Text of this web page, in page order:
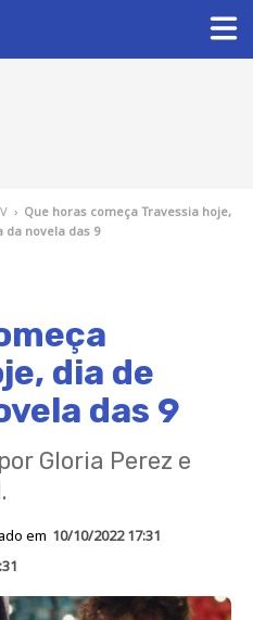
› Que horas começa Travessia hoje,
da novela das 9
dia de
das 9
Gloria Perez e
em 10/10/2022 17:31